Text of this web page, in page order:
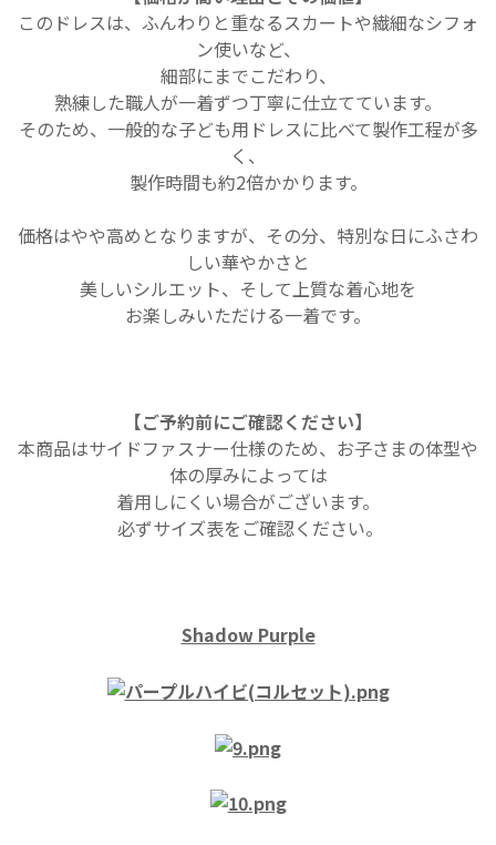
このドレスは、ふんわりと重なるスカートや繊細なシフォ
ン使いなど、
細部にまでこだわり、
熟練した職人が一着ずつ丁寧に仕立てています。
そのため、一般的な子ども用ドレスに比べて製作工程が多
く、
製作時間も約2倍かかります。
価格はやや高めとなりますが、その分、特別な日にふさわ
しい華やかさと
美しいシルエット、 そして上質な着心地を
お楽しみいただける一着です。
【ご予約前にご確認ください】
本商品はサイドファスナー仕様のため、お子さまの体型や
体の厚みによっては
着用しにくい場合がございます。
必ずサイズ表をご確認ください。
Shadow Purple